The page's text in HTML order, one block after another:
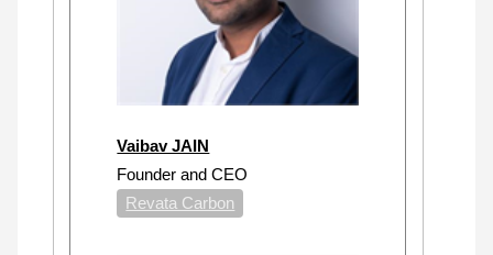
Vaibav JAIN
Founder and CEO
Revata Carbon